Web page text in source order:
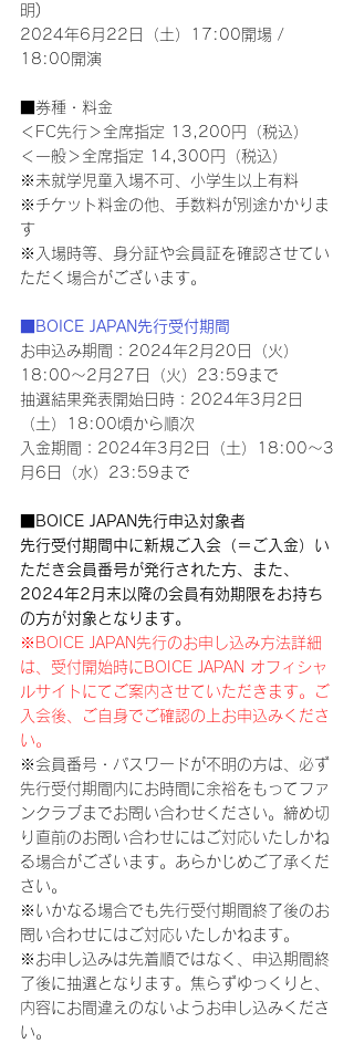
明)
2024年6月22日（土）17:00開場 /
18:00開演
■券種・料金
＜FC先行＞全席指定 13,200円（税込）
＜一般＞全席指定 14,300円（税込）
※未就学児童入場不可、小学生以上有料
※チケット料金の他、手数料が別途かかりま
す
※入場時等、身分証や会員証を確認させてい
ただく場合がございます。
■BOICE JAPAN先行受付期間
お申込み期間：2024年2月20日（火）
18:00～2月27日（火）23:59まで
抽選結果発表開始日時：2024年3月2日
（土）18:00頃から順次
入金期間：2024年3月2日（土）18:00～3
月6日（水）23:59まで
■BOICE JAPAN先行申込対象者
先行受付期間中に新規ご入会（＝ご入金）い
ただき会員番号が発行された方、また、
2024年2月末以降の会員有効期限をお持ち
の方が対象となります。
※BOICE JAPAN先行のお申し込み方法詳細
は、受付開始時にBOICE JAPAN オフィシャ
ルサイトにてご案内させていただきます。ご
入会後、ご自身でご確認の上お申込みくださ
い。
※会員番号・パスワードが不明の方は、必ず
先行受付期間内にお時間に余裕をもってファ
ンクラブまでお問い合わせください。締め切
り直前のお問い合わせにはご対応いたしかね
る場合がございます。あらかじめご了承くだ
さい。
※いかなる場合でも先行受付期間終了後のお
問い合わせにはご対応いたしかねます。
※お申し込みは先着順ではなく、申込期間終
了後に抽選となります。焦らずゆっくりと、
内容にお間違えのないようお申し込みくださ
い。